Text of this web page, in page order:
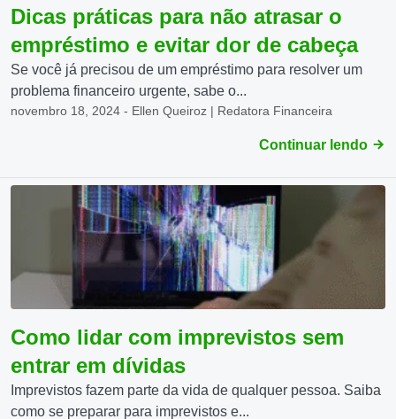
Dicas práticas para não atrasar o
empréstimo e evitar dor de cabeça
Se você já precisou de um empréstimo para resolver um
problema financeiro urgente, sabe o...
novembro 18, 2024 - Ellen Queiroz | Redatora Financeira
Continuar lendo
Como lidar com imprevistos sem
entrar em dívidas
Imprevistos fazem parte da vida de qualquer pessoa. Saiba
como se preparar para imprevistos e...